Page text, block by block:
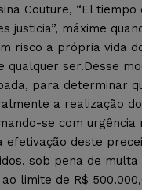
Couture, “El tiempo
justicia”, máxime
risco a própria vida
qualquer ser.Desse
para determinar
a realização
se com
efetivação deste
sob pena de multa
limite de R$